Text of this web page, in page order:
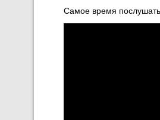
Самое время послушать